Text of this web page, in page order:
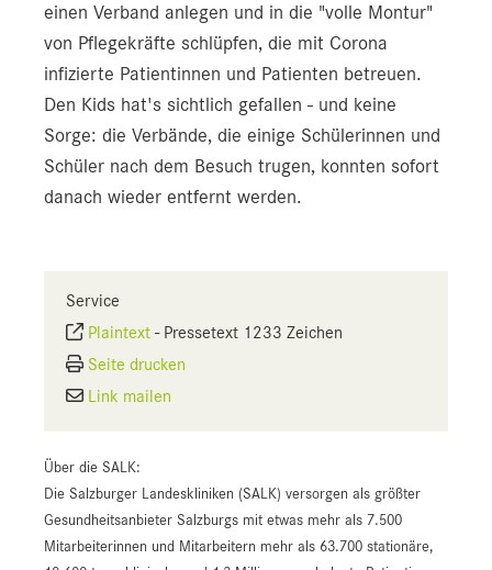
einen Verband anlegen und in die "volle Montur"
von Pflegekräfte schlüpfen, die mit Corona
infizierte Patientinnen und Patienten betreuen.
Den Kids hat's sichtlich gefallen - und keine
Sorge: die Verbände, die einige Schülerinnen und
Schüler nach dem Besuch trugen, konnten sofort
danach wieder entfernt werden.
Service
Plaintext - Pressetext 1233 Zeichen
Seite drucken
Link mailen
Über die SALK:
Die Salzburger Landeskliniken (SALK) versorgen als größter
Gesundheitsanbieter Salzburgs mit etwas mehr als 7.500
Mitarbeiterinnen und Mitarbeitern mehr als 63.700 stationäre,